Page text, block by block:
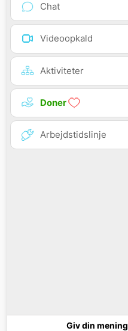
Chat
Videoopkald
Aktiviteter
Doner
Arbejdstidslinje
Giv din mening